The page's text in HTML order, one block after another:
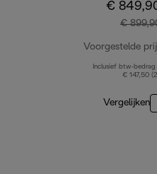
€
€
Voorgestelde
Inclusief btw-bedrag
€ 147,50
Vergelijken